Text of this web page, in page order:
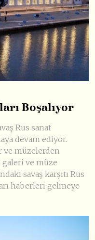
Boşalıyor
Rus sanat
devam ediyor.
ve müzelerden
ve müze
savaş karşıtı Rus
haberleri gelmeye